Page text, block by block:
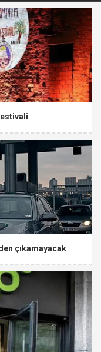
çıkamayacak